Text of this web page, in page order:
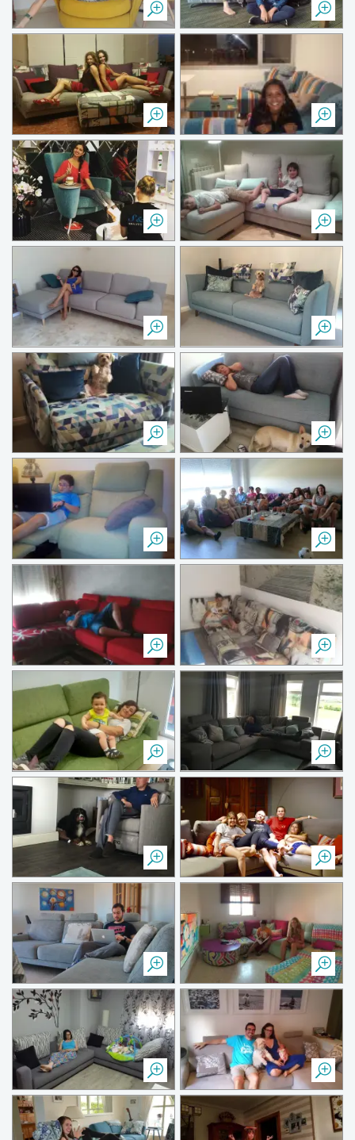
A vivir que la vida son dos días!